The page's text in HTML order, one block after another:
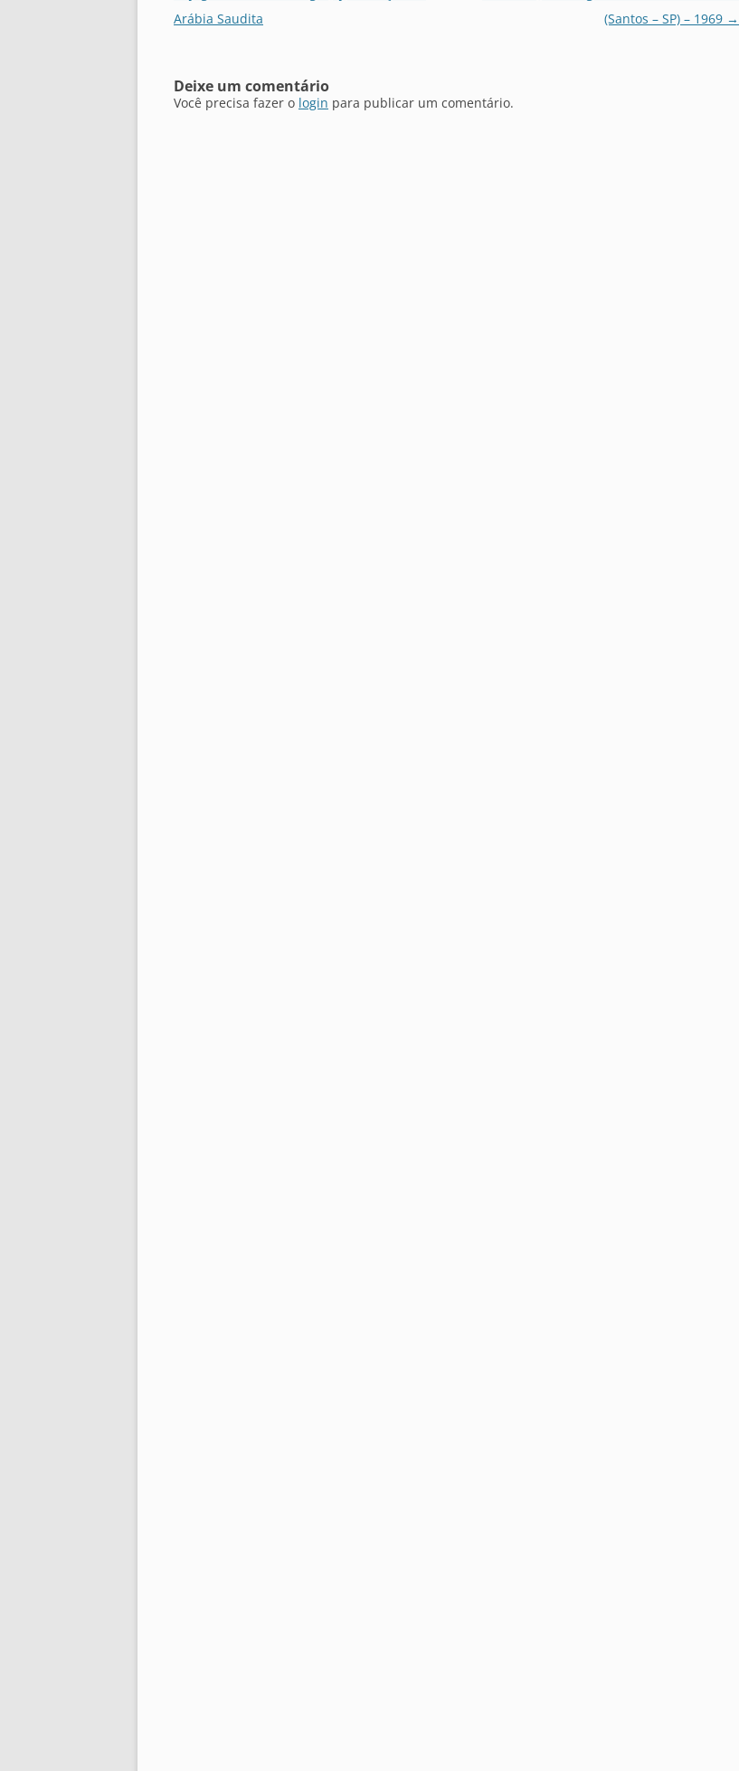
de
Arábia Saudita
(Santos – SP) – 1969 →
Deixe um comentário
Você precisa fazer o login para publicar um comentário.